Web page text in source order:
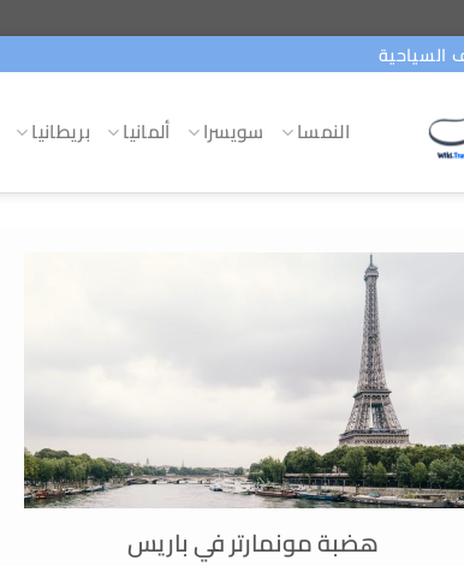
السياحية
النمسا سويسرا ألمانيا بريطانيا
هضبة مونمارتر في باريس